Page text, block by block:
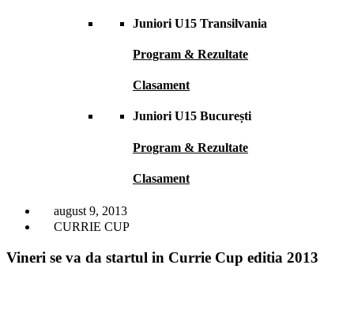
Juniori U15 Transilvania
Program & Rezultate
Clasament
Juniori U15 București
Program & Rezultate
Clasament
august 9, 2013
CURRIE CUP
Vineri se va da startul in Currie Cup editia 2013